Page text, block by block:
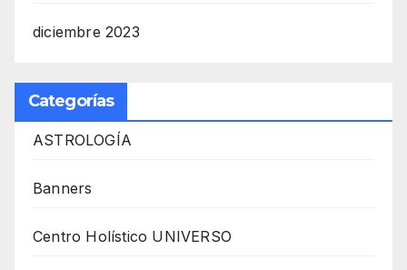
diciembre 2023
Categorías
ASTROLOGÍA
Banners
Centro Holístico UNIVERSO